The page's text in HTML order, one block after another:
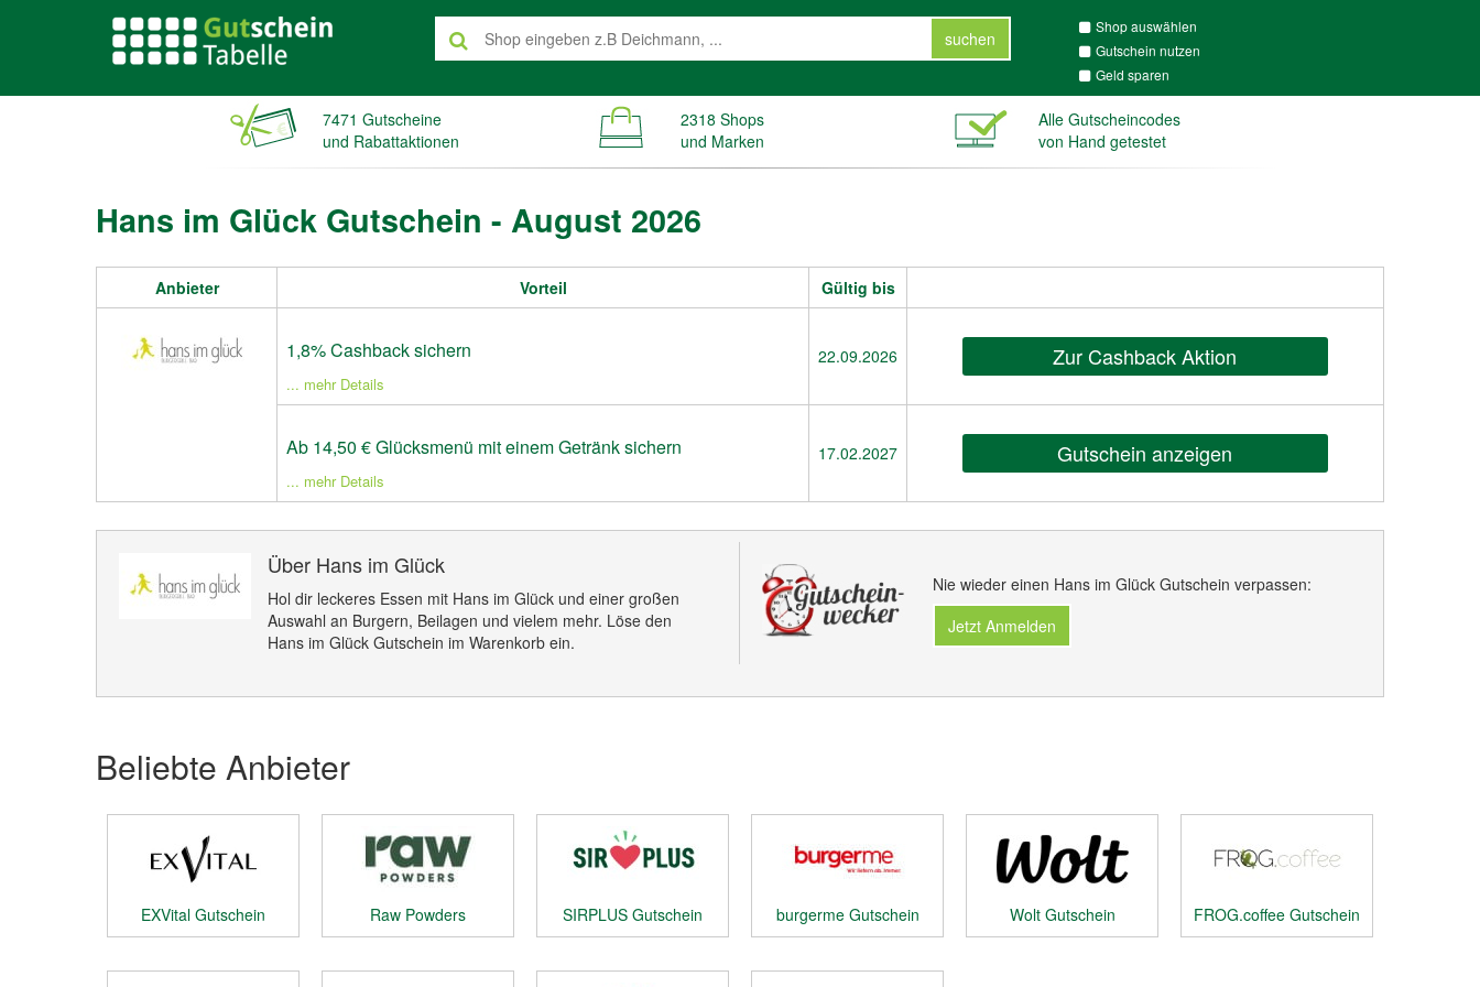
suchen
Shop auswählen
Gutschein nutzen
Geld sparen
7471 Gutscheine
und Rabattaktionen
2318 Shops
und Marken
Alle Gutscheincodes
von Hand getestet
Hans im Glück Gutschein - August 2026
Anbieter Vorteil Gültig bis
1,8% Cashback sichern
... mehr Details
22.09.2026 Zur Cashback Aktion
Ab 14,50 € Glücksmenü mit einem Getränk sichern
... mehr Details
17.02.2027 Gutschein anzeigen
Über Hans im Glück
Hol dir leckeres Essen mit Hans im Glück und einer großen
Auswahl an Burgern, Beilagen und vielem mehr. Löse den
Hans im Glück Gutschein im Warenkorb ein.
Nie wieder einen Hans im Glück Gutschein verpassen:
Jetzt Anmelden
Beliebte Anbieter
EXVital Gutschein
Raw Powders
Gutschein
SIRPLUS Gutschein burgerme Gutschein Wolt Gutschein FROG.coffee Gutschein